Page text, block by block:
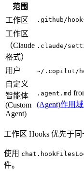
范围
工作区
.github/
工作区
（Claude
格式）
.claude/
用户 ~/.copilot/
自定义
智能体
(Custom
Agent)
.agent.md
(Agent)作用
工作区 Hooks 优先于同
使用
件。